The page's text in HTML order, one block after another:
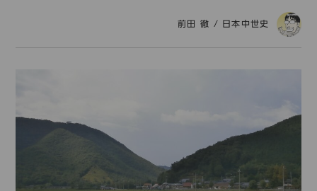
前田 徹 / 日本中世史